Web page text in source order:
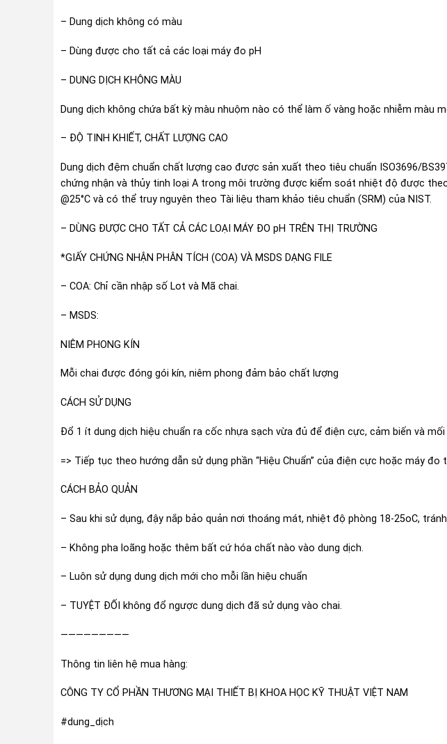
– Dung dịch không có màu
– Dùng được cho tất cả các loại máy đo pH
– DUNG DỊCH KHÔNG MÀU
Dung dịch không chứa bất kỳ màu nhuộm nào có thể làm ố vàng hoặc nhiễm màu
– ĐỘ TINH KHIẾT, CHẤT LƯỢNG CAO
Dung dịch đệm chuẩn chất lượng cao được sản xuất theo tiêu chuẩn ISO3696/
chứng nhận và thủy tinh loại A trong môi trường được kiểm soát nhiệt độ được
@25°C và có thể truy nguyên theo Tài liệu tham khảo tiêu chuẩn (SRM) của NIST.
– DÙNG ĐƯỢC CHO TẤT CẢ CÁC LOẠI MÁY ĐO pH TRÊN THỊ TRƯỜNG
*GIẤY CHỨNG NHẬN PHÂN TÍCH (COA) VÀ MSDS DẠNG FILE
– COA: Chỉ cần nhập số Lot và Mã chai.
– MSDS:
NIÊM PHONG KÍN
Mỗi chai được đóng gói kín, niêm phong đảm bảo chất lượng
CÁCH SỬ DỤNG
Đổ 1 ít dung dịch hiệu chuẩn ra cốc nhựa sạch vừa đủ để điện cực, cảm biến và
=> Tiếp tục theo hướng dẫn sử dụng phần “Hiệu Chuẩn” của điện cực hoặc máy đo
CÁCH BẢO QUẢN
– Sau khi sử dụng, đậy nắp bảo quản nơi thoáng mát, nhiệt độ phòng 18-25oC,
– Không pha loãng hoặc thêm bất cứ hóa chất nào vào dung dịch.
– Luôn sử dụng dung dịch mới cho mỗi lần hiệu chuẩn
– TUYỆT ĐỐI không đổ ngược dung dịch đã sử dụng vào chai.
—————————
Thông tin liên hệ mua hàng:
CÔNG TY CỔ PHẦN THƯƠNG MẠI THIẾT BỊ KHOA HỌC KỸ THUẬT VIỆT NAM
#dung_dịch